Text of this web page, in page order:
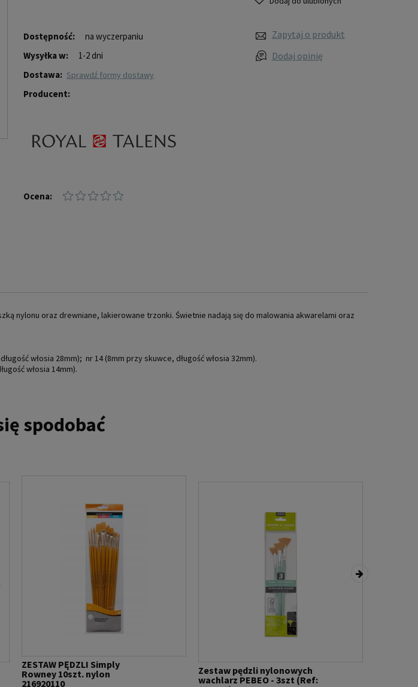
Dostępność:
na wyczerpaniu
Wysyłka w:
1-2 dni
Dostawa:
sprawdź formy dostawy
Producent:
Ocena:
Zapytaj o produkt
Dodaj opinię
nylonu oraz drewniane, lakierowane trzonki. Świetnie nadają się do malowania akwarelami oraz
włosia 28mm); nr 14 (8mm przy skuwce, długość włosia 32mm).
włosia 14mm).
spodobać
ZESTAW PĘDZLI Simply
Rowney 10szt. nylon
216920110
Zestaw pędzli nylonowych
wachlarz PEBEO - 3szt (Ref: